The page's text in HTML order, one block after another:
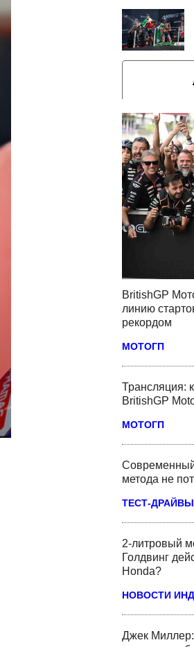
BritishGP
линию
рекордом
МОТОГП
Трансляция:
BritishGP
МОТОГП
Современный
метода не
ТЕСТ-ДРАЙВЫ
2-литровый
Голдвинг
Honda?
НОВОСТИ
Джек Миллер: